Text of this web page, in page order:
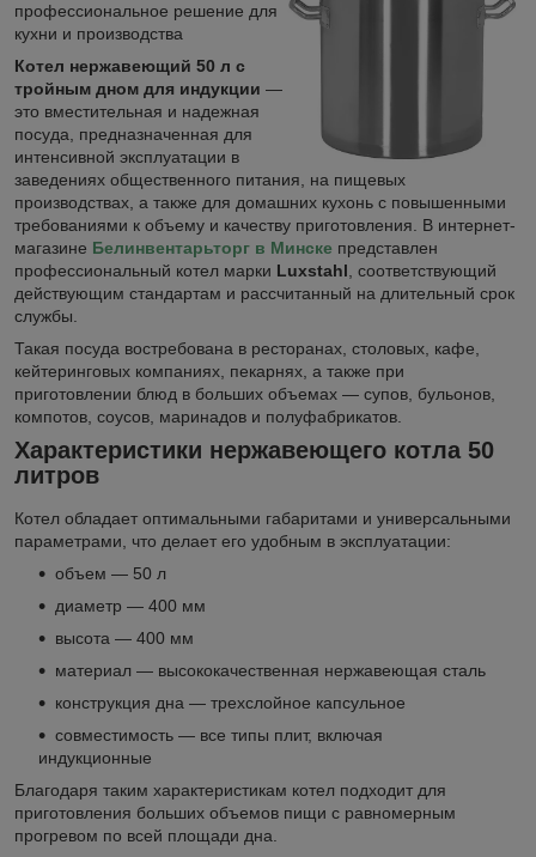
профессиональное решение для
кухни и производства
Котел нержавеющий 50 л с
тройным дном для индукции —
это вместительная и надежная
посуда, предназначенная для
интенсивной эксплуатации в
заведениях общественного питания, на пищевых
производствах, а также для домашних кухонь с повышенными
требованиями к объему и качеству приготовления. В интернет-
магазине Белинвентарьторг в Минске представлен
профессиональный котел марки Luxstahl, соответствующий
действующим стандартам и рассчитанный на длительный срок
службы.
Такая посуда востребована в ресторанах, столовых, кафе,
кейтеринговых компаниях, пекарнях, а также при
приготовлении блюд в больших объемах — супов, бульонов,
компотов, соусов, маринадов и полуфабрикатов.
Характеристики нержавеющего котла 50
литров
Котел обладает оптимальными габаритами и универсальными
параметрами, что делает его удобным в эксплуатации:
объем — 50 л
диаметр — 400 мм
высота — 400 мм
материал — высококачественная нержавеющая сталь
конструкция дна — трехслойное капсульное
совместимость — все типы плит, включая
индукционные
Благодаря таким характеристикам котел подходит для
приготовления больших объемов пищи с равномерным
прогревом по всей площади дна.